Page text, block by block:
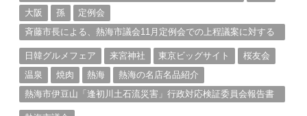
大阪
孫
定例会
斉藤市長による、熱海市議会11月定例会での上程議案に対する
日韓グルメフェア
来宮神社 東京ビッグサイト
桜友会
温泉
焼肉 熱海
熱海の名店名品紹介
熱海市伊豆山「逢初川土石流災害」行政対応検証委員会報告書